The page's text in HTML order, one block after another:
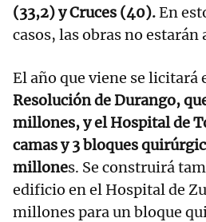
(33,2) y Cruces (40).En
casos, las obras no estarán
El año que viene se licitará
Resolución de Durango,
millones, y el Hospital de
camas y 3 bloques
millones. Se construirá
edificio en el Hospital de
millones para un bloque